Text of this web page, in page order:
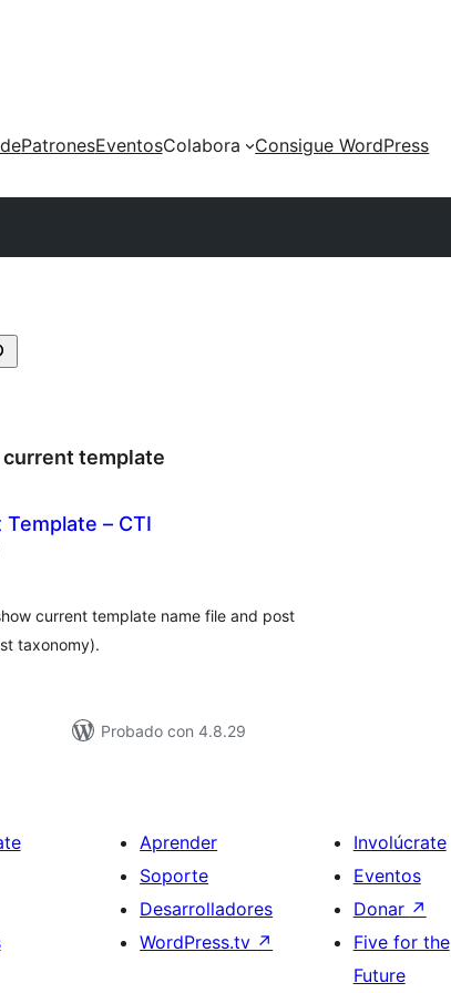
PatronesEventosColabora
Consigue WordPress
current template
– CTI
current template name file and post
taxonomy).
Probado con 4.8.29
Aprender
Soporte
Desarrolladores
WordPress.tv ↗
Involúcrate
Eventos
Donar ↗
Five for the
Future